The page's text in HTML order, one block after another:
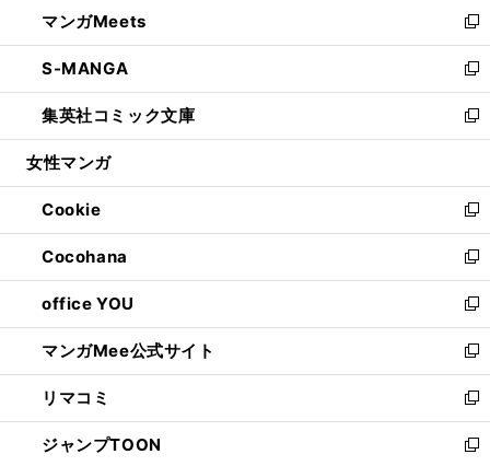
く
で
開
く
ド
ウ
で
開
く
ィ
ン
ド
ウ
で
開
い
ウ
ィ
ン
ド
ウ
開
く
マンガMeets
新
し
い
ウ
ィ
ン
ウ
で
開
く
S-MANGA
新
し
い
ウ
ン
ド
ウ
で
開
く
集英社コミック文庫
新
し
ウ
ィ
ン
ド
ウ
で
開
く
女性マンガ
Cookie
新
し
い
ウ
ィ
ン
ド
ウ
で
開
く
Cocohana
新
し
い
ウ
ィ
ン
ド
ウ
で
office YOU
新
し
い
ウ
ィ
ン
ド
マンガMee公式サイト
新
し
い
ウ
ィ
リマコミ
新
し
い
ジャンプTOON
新